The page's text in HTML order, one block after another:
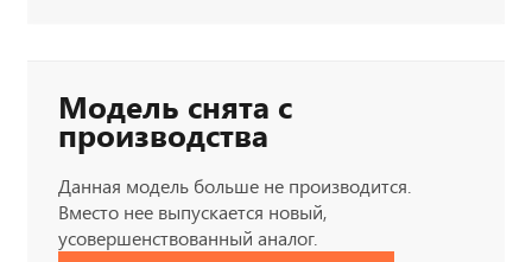
Модель снята с
производства
Данная модель больше не производится.
Вместо нее выпускается новый,
усовершенствованный аналог.